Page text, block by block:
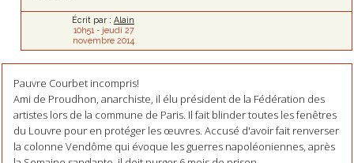
Écrit par : Alain
10h51- jeudi 27
novembre 2014
Pauvre Courbet incompris!
Ami de Proudhon, anarchiste, il élu président de la Fédération des
artistes lors de la commune de Paris. Il fait blinder toutes les fenêtres
du Louvre pour en protéger les œuvres. Accusé d'avoir fait renverser
la colonne Vendôme qui évoque les guerres napoléoniennes, après